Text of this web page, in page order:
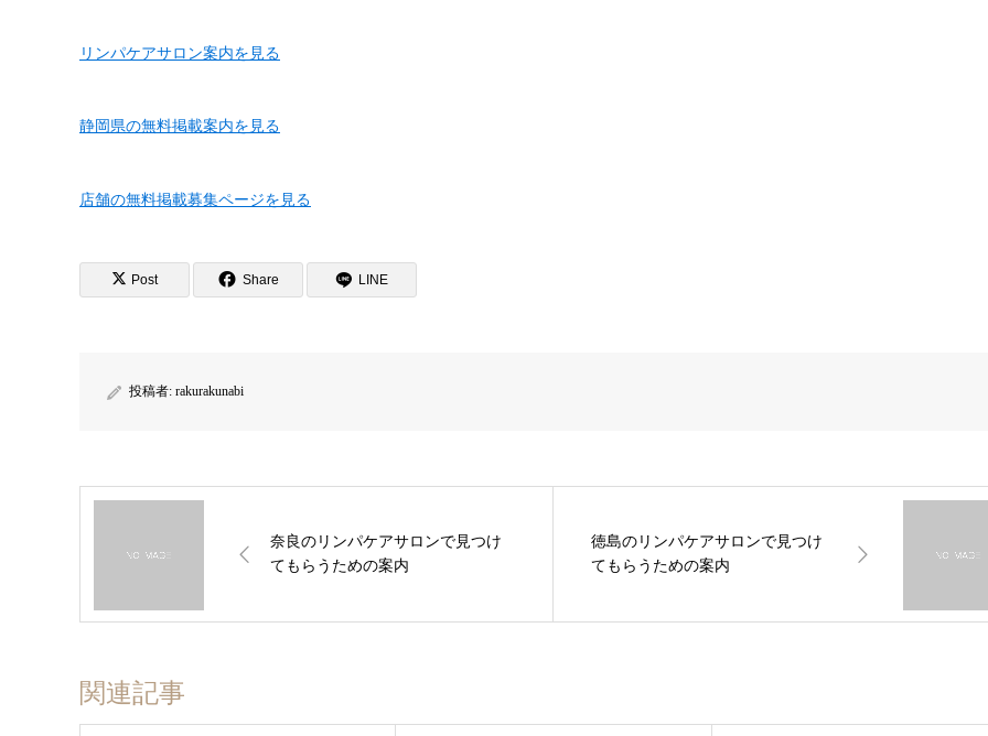
リンパケアサロン案内を見る
静岡県の無料掲載案内を見る
店舗の無料掲載募集ページを見る
Post Share LINE
投稿者: rakurakunabi
奈良のリンパケアサロンで見つけ
てもらうための案内
徳島のリンパケアサロンで見つけ
てもらうための案内
関連記事